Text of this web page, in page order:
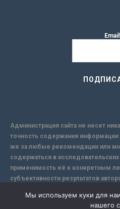
Администрация сайта не несет
точность содержания информации
же за любые рекомендации или
содержаться в исследовательских
применимость её к конкретным
субъективности результатов
надежной защиты информации,
Мы используем куки для
нашего